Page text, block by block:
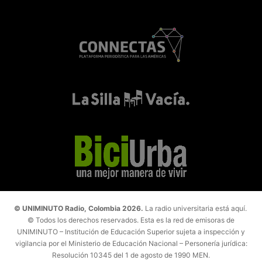
© UNIMINUTO Radio, Colombia 2026. La radio universitaria está aquí.
© Todos los derechos reservados. Esta es la red de emisoras de
UNIMINUTO – Institución de Educación Superior sujeta a inspección y
vigilancia por el Ministerio de Educación Nacional – Personería jurídica:
Resolución 10345 del 1 de agosto de 1990 MEN.